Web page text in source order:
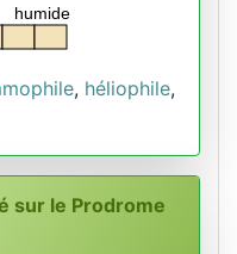
humide
, héliophile,
sur le Prodrome